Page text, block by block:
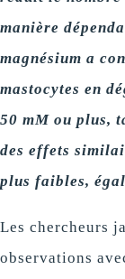
manière
magnésium a
mastocytes en
50 mM ou plus,
des effets
plus faibles,
Les chercheurs
observations